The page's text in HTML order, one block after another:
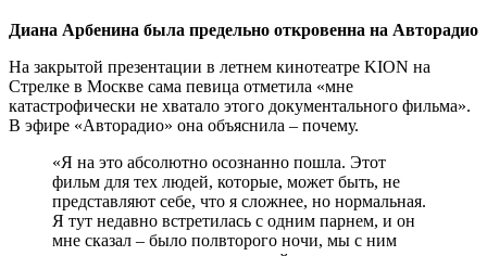
Диана Арбенина была предельно откровенна на Авторадио
На закрытой презентации в летнем кинотеатре KION на
Стрелке в Москве сама певица отметила «мне
катастрофически не хватало этого документального фильма».
В эфире «Авторадио» она объяснила – почему.
«Я на это абсолютно осознанно пошла. Этот
фильм для тех людей, которые, может быть, не
представляют себе, что я сложнее, но нормальная.
Я тут недавно встретилась с одним парнем, и он
мне сказал – было полвторого ночи, мы с ним